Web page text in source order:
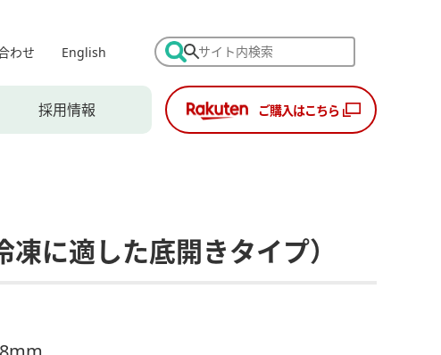
わせ English
採用情報 ご購入はこちら
に適した底開きタイプ）